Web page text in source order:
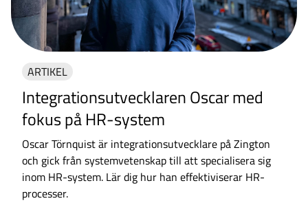
ARTIKEL
Integrationsutvecklaren Oscar med
fokus på HR-system
Oscar Törnquist är integrationsutvecklare på Zington
och gick från systemvetenskap till att specialisera sig
inom HR-system. Lär dig hur han effektiviserar HR-
processer.